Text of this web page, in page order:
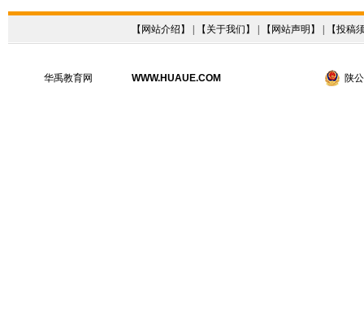
【 网站介绍 】 | 【 关于我们 】 | 【 网站声明 】 | 【投稿
华禹教育网 WWW.HUAUE.COM 陕